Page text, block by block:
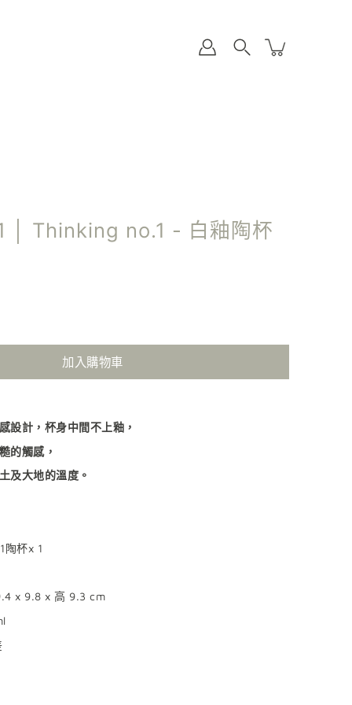
│ Thinking no.1 - 白釉陶杯
加入購物車
設計，杯身中間不上釉，
的觸感，
及大地的溫度。
陶杯x 1
x 9.8 x 高 9.3 cm